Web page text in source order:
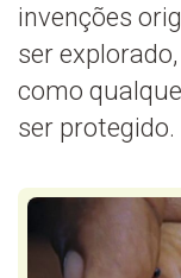
invenções
ser
como
ser protegido.